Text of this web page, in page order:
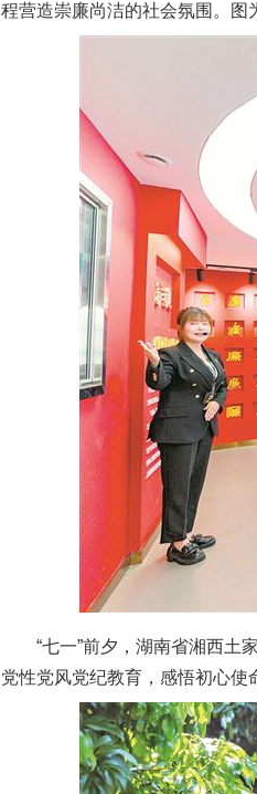
程营造崇廉尚洁的社会氛围。图
“七一”前夕，湖南省湘西土家
党性党风党纪教育，感悟初心